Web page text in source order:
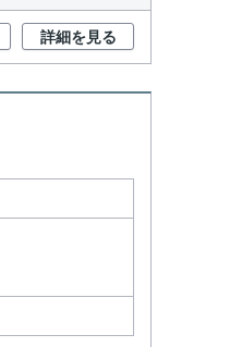
詳細を見る